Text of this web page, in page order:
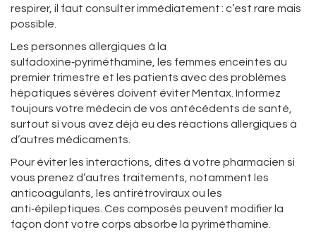
respirer, il faut consulter immédiatement : c’est rare mais
possible.
Les personnes allergiques à la
sulfadoxine‑pyriméthamine, les femmes enceintes au
premier trimestre et les patients avec des problèmes
hépatiques sévères doivent éviter Mentax. Informez
toujours votre médecin de vos antécédents de santé,
surtout si vous avez déjà eu des réactions allergiques à
d’autres médicaments.
Pour éviter les interactions, dites à votre pharmacien si
vous prenez d’autres traitements, notamment les
anticoagulants, les antirétroviraux ou les
anti‑épileptiques. Ces composés peuvent modifier la
façon dont votre corps absorbe la pyriméthamine.